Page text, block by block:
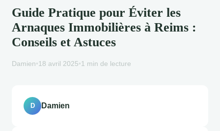
Guide Pratique pour Éviter les
Arnaques Immobilières à Reims :
Conseils et Astuces
Damien•18 avril 2025•1 min de lecture
D Damien